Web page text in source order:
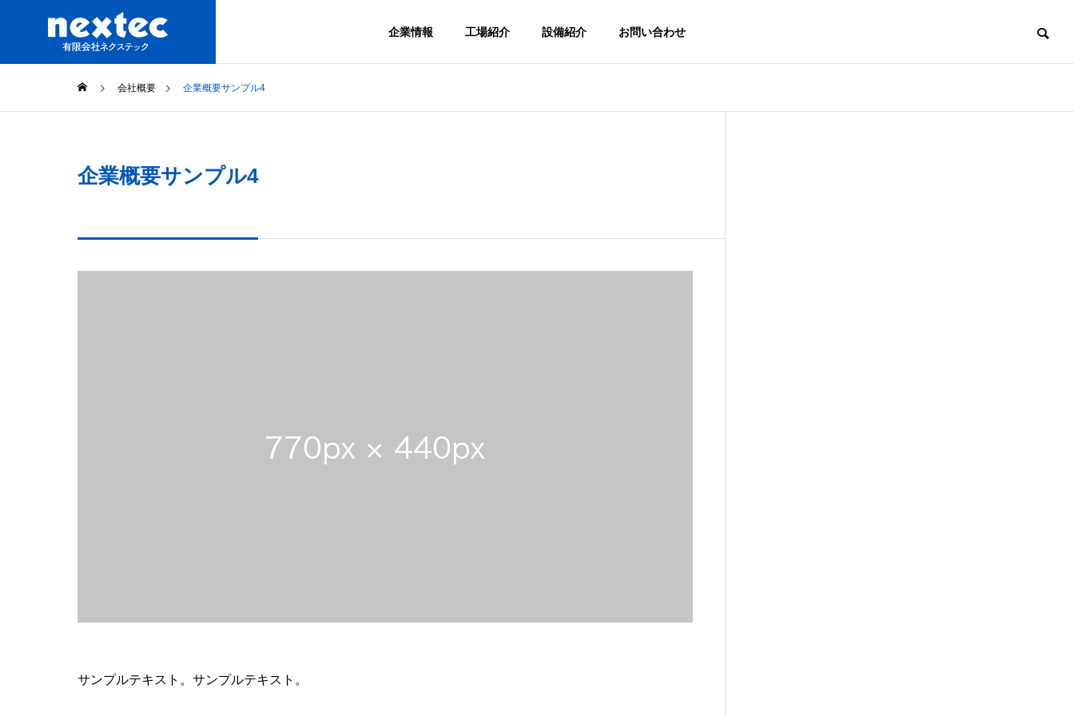
企業情報 工場紹介 設備紹介 お問い合わせ
会社概要 企業概要サンプル4
企業概要サンプル4
サンプルテキスト。サンプルテキスト。